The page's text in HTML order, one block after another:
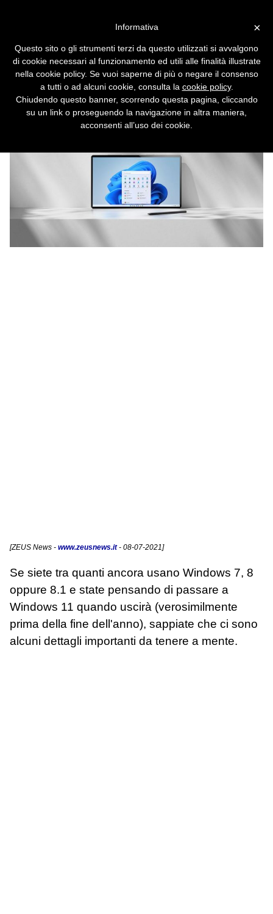
Windows 7 e 8.1
Ci saranno solo 10 giorni per cambiare idea e
tornare a Windows 10.
[ZEUS News - www.zeusnews.it- 08-07-2021]
Se siete tra quanti ancora usano Windows 7, 8
oppure 8.1 e state pensando di passare a
Windows 11 quando uscirà (verosimilmente
prima della fine dell'anno), sappiate che ci sono
alcuni dettagli importanti da tenere a mente.
×
Informativa
Questo sito o gli strumenti terzi da questo utilizzati si avvalgono
di cookie necessari al funzionamento ed utili alle finalità illustrate
nella cookie policy. Se vuoi saperne di più o negare il consenso
a tutti o ad alcuni cookie, consulta la cookie policy.
Chiudendo questo banner, scorrendo questa pagina, cliccando
su un link o proseguendo la navigazione in altra maniera,
acconsenti all’uso dei cookie.